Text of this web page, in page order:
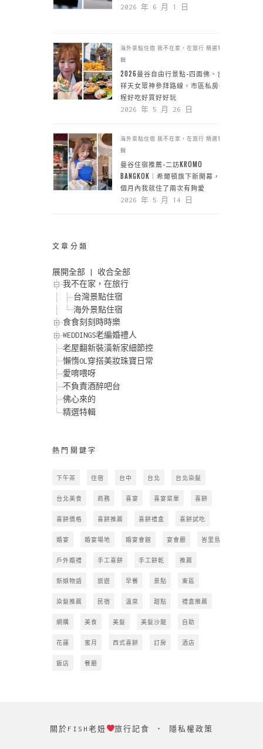
2026 年 6 月 1 日
海外景點住宿 我不在家，在旅行 精選特
輯
2026曼谷自由行景點-四面佛、吉
祥天女眾神參拜路線，市區私房行
程好吃好買好好玩
2026 年 5 月 26 日
海外景點住宿 我不在家，在旅行 精選特
輯
曼谷住宿推薦-二訪KROMO
BANGKOK｜希爾頓旗下新開幕，一
個月內我就住了兩次有夠愛
2026 年 5 月 14 日
文章分類
展開全部
收合全部
我不在家，在旅行
台灣景點住宿
海外景點住宿
食食刻刻時時樂
WEDDINGS老編婚禮人
老屋翻新裝潢新家細節控
懶惰OL穿搭美妝珠寶日常
愛唷喂呀
不負責酒醉吧台
佛心來的
精選特輯
熱門關鍵字
下午茶 住宿 台中 台北 台北染髮
台北美食 商務 喜宴 喜宴菜單 喜餅
喜餅價格 喜餅推薦 喜餅禮盒 喜餅試吃
婚宴 婚宴場地 婚宴會館 宴會廳 峇里島
戶外婚禮 手工喜餅 手工餅乾 推薦
新娘物語 旅遊 早餐 景點 東區
染髮推薦 民宿 溫泉 甜點 禮盒推薦
網購 美食 美髮 美髮沙龍 自助
花蓮 蜜月 西式喜餅 訂房 酒店
飯店 餐廳
關於FISH老妞 旅行記食 ‧ 隱私權政策